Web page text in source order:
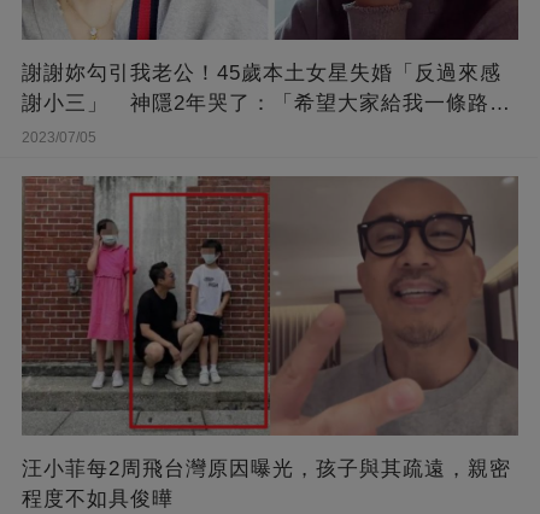
謝謝妳勾引我老公！45歲本土女星失婚「反過來感
謝小三」 神隱2年哭了：「希望大家給我一條路
走...」
2023/07/05
汪小菲每2周飛台灣原因曝光，孩子與其疏遠，親密
程度不如具俊曄